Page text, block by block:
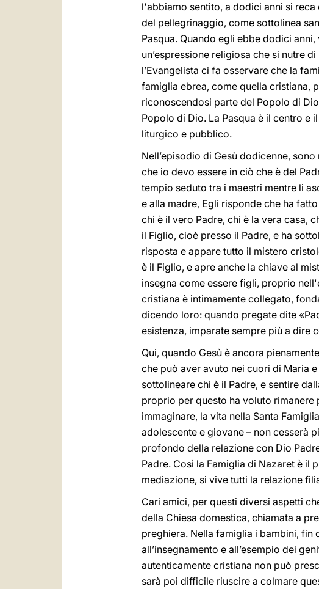
l'abbiamo sentito, a dodici anni si
del pellegrinaggio, come sottolinea
Pasqua. Quando egli ebbe dodici
un’espressione religiosa che si nutre
l’Evangelista ci fa osservare che la
famiglia ebrea, come quella cristiana,
riconoscendosi parte del Popolo di
Popolo di Dio. La Pasqua è il centro e
liturgico e pubblico.
Nell’episodio di Gesù dodicenne,
che io devo essere in ciò che è del
tempio seduto tra i maestri mentre li
e alla madre, Egli risponde che ha
chi è il vero Padre, chi è la vera casa,
il Figlio, cioè presso il Padre, e ha
risposta e appare tutto il mistero
è il Figlio, e apre anche la chiave al
insegna come essere figli, proprio
cristiana è intimamente collegato,
dicendo loro: quando pregate dite
esistenza, imparate sempre più a dire
Qui, quando Gesù è ancora
che può aver avuto nei cuori di Maria
sottolineare chi è il Padre, e sentire
proprio per questo ha voluto rimanere
immaginare, la vita nella Santa
adolescente e giovane – non cesserà
profondo della relazione con Dio
Padre. Così la Famiglia di Nazaret è il
mediazione, si vive tutti la relazione
Cari amici, per questi diversi aspetti
della Chiesa domestica, chiamata a
preghiera. Nella famiglia i bambini, fin
all’insegnamento e all’esempio dei
autenticamente cristiana non può
sarà poi difficile riuscire a colmare